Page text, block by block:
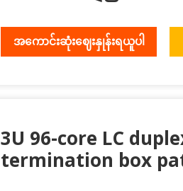
အကောင်းဆုံးဈေးနှုန်းရယူပါ
3U 96-core LC
termination box